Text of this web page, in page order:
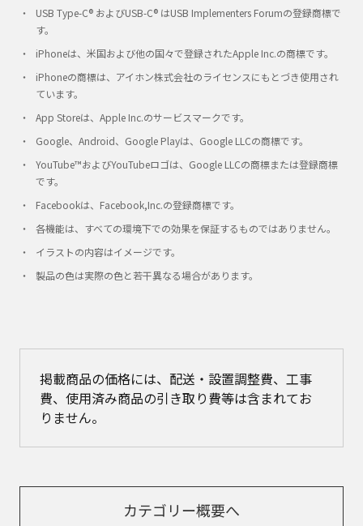
USB Type-C® およびUSB-C® はUSB Implementers Forumの登録商標で
す。
iPhoneは、米国および他の国々で登録されたApple Inc.の商標です。
iPhoneの商標は、アイホン株式会社のライセンスにもとづき使用され
ています。
App Storeは、Apple Inc.のサービスマークです。
Google、Android、Google Playは、Google LLCの商標です。
YouTube™およびYouTubeロゴは、Google LLCの商標または登録商標
です。
Facebookは、Facebook,Inc.の登録商標です。
各機能は、すべての環境下での効果を保証するものではありません。
イラストの内容はイメージです。
製品の色は実際の色と若干異なる場合があります。
掲載商品の価格には、配送・設置調整費、工事
費、使用済み商品の引き取り費等は含まれてお
りません。
カテゴリー概要へ